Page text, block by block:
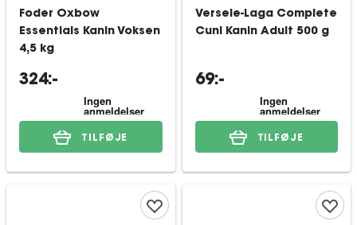
Foder Oxbow
Essentials Kanin Voksen
4,5 kg
324:-
TILFØJE
Versele-Laga Complete
Cuni Kanin Adult 500 g
69:-
TILFØJE